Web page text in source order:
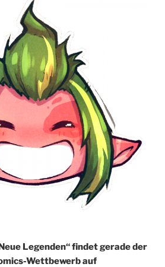
Legenden“ findet gerade der
Wettbewerb auf